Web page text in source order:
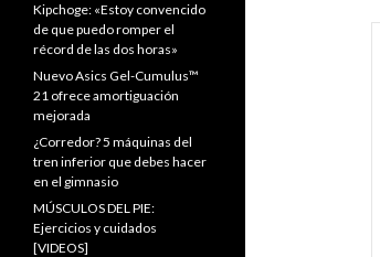
Kipchoge: «Estoy convencido
de que puedo romper el
récord de las dos horas»
Nuevo Asics Gel-Cumulus™
21 ofrece amortiguación
mejorada
¿Corredor? 5 máquinas del
tren inferior que debes hacer
en el gimnasio
MÚSCULOS DEL PIE:
Ejercicios y cuidados
[VIDEOS]